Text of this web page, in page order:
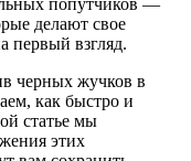
попутчиков —
делают свое
первый взгляд.
черных жучков в
как быстро и
статье мы
этих